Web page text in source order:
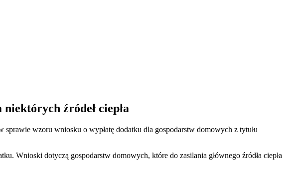
źródeł ciepła
wzoru wniosku o wypłatę dodatku dla gospodarstw domowych z tytułu
Wnioski dotyczą gospodarstw domowych, które do zasilania głównego źródła ciepła